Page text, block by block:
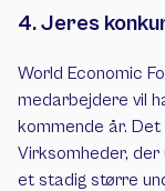
4. Jeres
World Economic
medarbejdere vil
kommende år.
Virksomheder,
et stadig større